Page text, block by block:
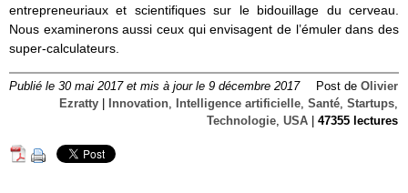
entrepreneuriaux et scientifiques sur le bidouillage du cerveau.
Nous examinerons aussi ceux qui envisagent de l’émuler dans des
super-calculateurs.
Publié le 30 mai 2017 et mis à jour le 9 décembre 2017 Post de Olivier
Ezratty
Innovation, Intelligence artificielle, Santé, Startups,
Technologie, USA 47355 lectures